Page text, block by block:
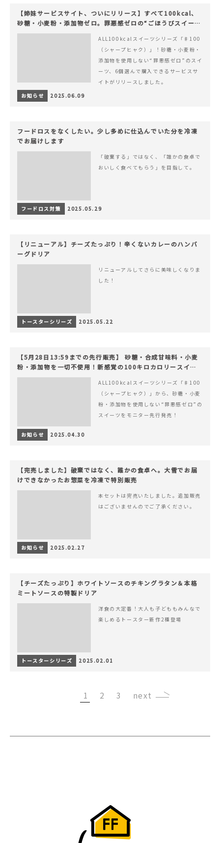
【姉妹サービスサイト、ついにリリース】すべて100kcal、
砂糖・小麦粉・添加物ゼロ。罪悪感ゼロの“ごほうびスイー
ツ”『#100（シャープ100）』
ALL100kcalスイーツシリーズ「♯100
（シャープヒャク）」！砂糖・小麦粉・
添加物を使用しない“罪悪感ゼロ”のスイ
ーツ、6個選んで購入できるサービスサ
イトがリリースしました。
お知らせ
2025.06.09
フードロスをなくしたい。少し多めに仕込んでいた分を冷凍
でお届けします
「破棄する」ではなく、「誰かの食卓で
おいしく食べてもらう」を目指して。
フードロス対策 2025.05.29
【リニューアル】チーズたっぷり！辛くないカレーのハンバ
ーグドリア
リニューアルしてさらに美味しくなりま
した！
トースターシリーズ 2025.05.22
【5月28日13:59までの先行販売】 砂糖・合成甘味料・小麦
粉・添加物を一切不使用！新感覚の100キロカロリースイー
ツでヘルシーライフを。
ALL100kcalスイーツシリーズ「♯100
（シャープヒャク）」から、砂糖・小麦
粉・添加物を使用しない“罪悪感ゼロ”の
スイーツをモニター先行発売！
お知らせ 2025.04.30
【完売しました】破棄ではなく、誰かの食卓へ。大雪でお届
けできなかったお惣菜を冷凍で特別販売
本セットは完売いたしました。追加販売
はございませんのでご了承ください。
お知らせ 2025.02.27
【チーズたっぷり】ホワイトソースのチキングラタン＆本格
ミートソースの特製ドリア
洋食の大定番！大人も子どももみんなで
楽しめるトースター新作2種登場
トースターシリーズ 2025.02.01
1 2 3 ›